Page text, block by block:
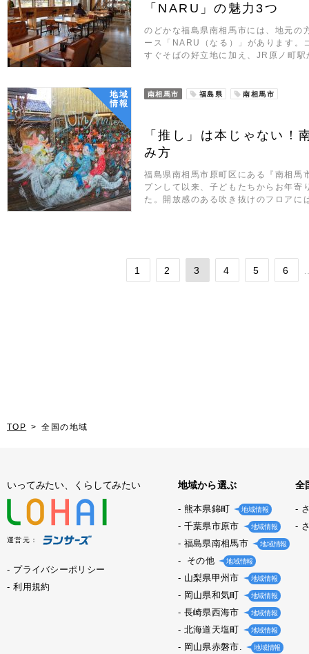
「NARU」の魅力3つ
のどかな福島県南相馬市には、地元の
ース「NARU（なる）」があります。
すぐそばの好立地に加え、JR原ノ町
地域
情報
南相馬市 福島県 南相馬市
「推し」は本じゃない！
み方
福島県南相馬市原町区にある『南相
プンして以来、子どもたちからお年寄
た。開放感のある吹き抜けのフロア
1 2 3 4 5 6
TOP 全国の地域
いってみたい、くらしてみたい
運営元：
プライバシーポリシー
利用規約
地域から選ぶ
熊本県錦町 地域情報
千葉県市原市 地域情報
福島県南相馬市 地域情報
その他 地域情報
山梨県甲州市 地域情報
岡山県和気町 地域情報
長崎県西海市 地域情報
北海道天塩町 地域情報
岡山県赤磐市. 地域情報
全